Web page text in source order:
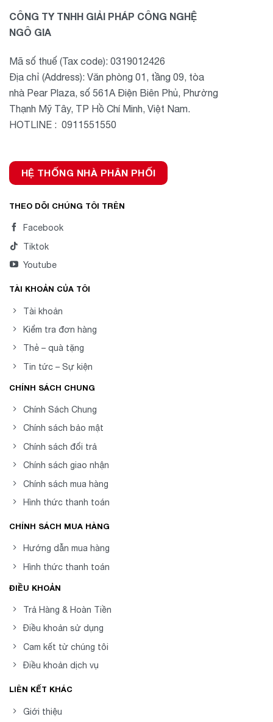
CÔNG TY TNHH GIẢI PHÁP CÔNG NGHỆ
NGÔ GIA
Mã số thuế (Tax code): 0319012426
Địa chỉ (Address): Văn phòng 01, tầng 09, tòa
nhà Pear Plaza, số 561A Điện Biên Phủ, Phường
Thạnh Mỹ Tây, TP Hồ Chí Minh, Việt Nam.
HOTLINE : 0911551550
HỆ THỐNG NHÀ PHÂN PHỐI
THEO DÕI CHÚNG TÔI TRÊN
Facebook
Tiktok
Youtube
TÀI KHOẢN CỦA TÔI
Tài khoản
Kiểm tra đơn hàng
Thẻ – quà tặng
Tin tức – Sự kiện
CHÍNH SÁCH CHUNG
Chính Sách Chung
Chính sách bảo mật
Chính sách đổi trả
Chính sách giao nhận
Chính sách mua hàng
Hình thức thanh toán
CHÍNH SÁCH MUA HÀNG
Hướng dẫn mua hàng
Hình thức thanh toán
ĐIỀU KHOẢN
Trả Hàng & Hoàn Tiền
Điều khoản sử dụng
Cam kết từ chúng tôi
Điều khoản dịch vụ
LIÊN KẾT KHÁC
Giới thiệu